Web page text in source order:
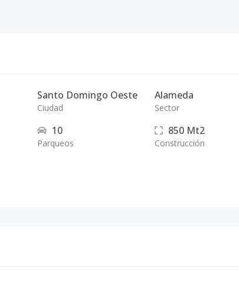
Santo Domingo Oeste
Ciudad
Alameda
Sector
10
Parqueos
850 Mt2
Construcción